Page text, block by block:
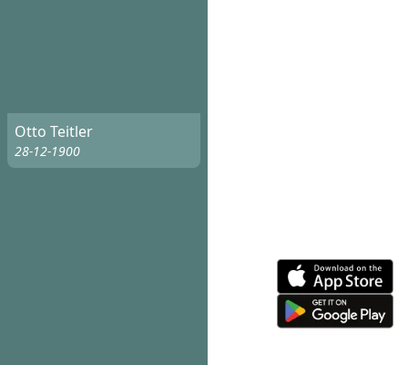
Otto Teitler
28-12-1900